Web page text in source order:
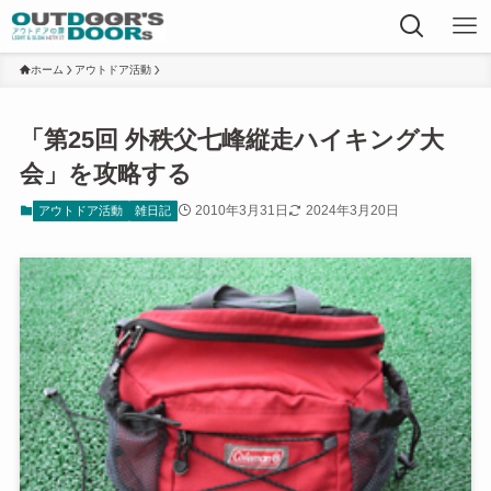
ホーム アウトドア活動
「第25回 外秩父七峰縦走ハイキング大
会」を攻略する
アウトドア活動 雑日記 2010年3月31日 2024年3月20日